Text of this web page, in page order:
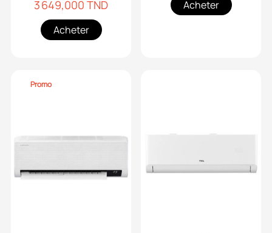
3 649,000 TND
Acheter
Acheter
Promo